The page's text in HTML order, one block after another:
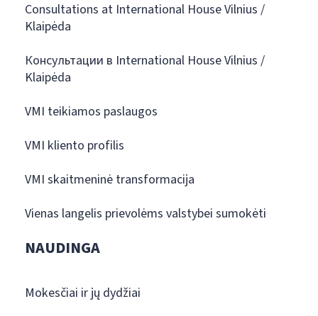
Consultations at International House Vilnius /
Klaipėda
Консультации в International House Vilnius /
Klaipėda
VMI teikiamos paslaugos
VMI kliento profilis
VMI skaitmeninė transformacija
Vienas langelis prievolėms valstybei sumokėti
NAUDINGA
Mokesčiai ir jų dydžiai